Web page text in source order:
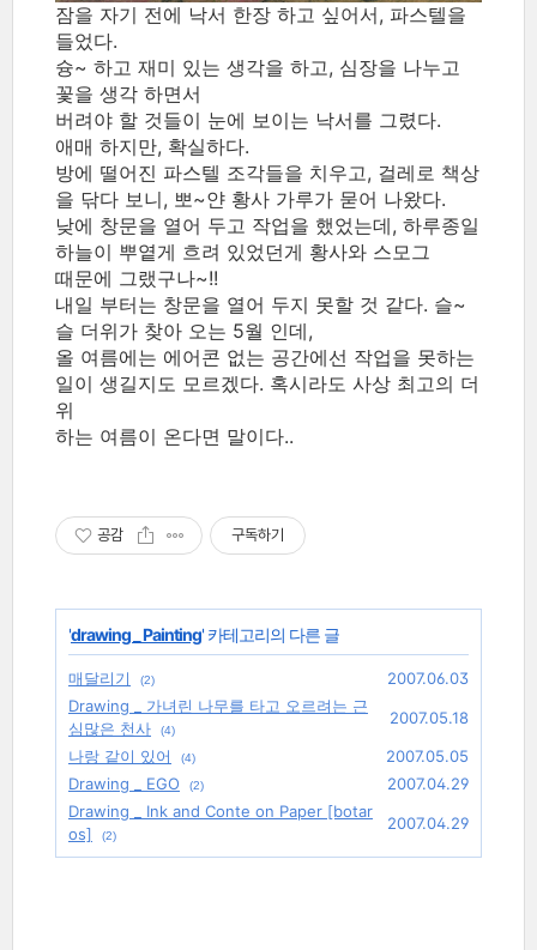
잠을 자기 전에 낙서 한장 하고 싶어서, 파스텔을
들었다.
슝~ 하고 재미 있는 생각을 하고, 심장을 나누고
꽃을 생각 하면서
버려야 할 것들이 눈에 보이는 낙서를 그렸다.
애매 하지만, 확실하다.
방에 떨어진 파스텔 조각들을 치우고, 걸레로 책상
을 닦다 보니, 뽀~얀 황사 가루가 묻어 나왔다.
낮에 창문을 열어 두고 작업을 했었는데, 하루종일
하늘이 뿌옅게 흐려 있었던게 황사와 스모그
때문에 그랬구나~!!
내일 부터는 창문을 열어 두지 못할 것 같다. 슬~
슬 더위가 찾아 오는 5월 인데,
올 여름에는 에어콘 없는 공간에선 작업을 못하는
일이 생길지도 모르겠다. 혹시라도 사상 최고의 더
위
하는 여름이 온다면 말이다..
공감 구독하기
'drawing _ Painting' 카테고리의 다른 글
매달리기 (2)
2007.06.03
Drawing _ 가녀린 나무를 타고 오르려는 근
심많은 천사
(4)
2007.05.18
나랑 같이 있어
(4)
2007.05.05
Drawing _ EGO
(2)
2007.04.29
Drawing _ Ink and Conte on Paper [botar
os]
(2)
2007.04.29